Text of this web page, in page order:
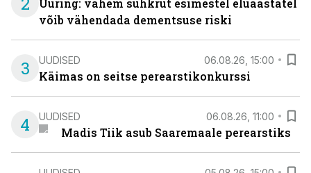
Uuring: vähem suhkrut esimestel eluaastatel
võib vähendada dementsuse riski
3 UUDISED 06.08.26, 15:00
Käimas on seitse perearstikonkurssi
4 UUDISED 06.08.26, 11:00
Madis Tiik asub Saaremaale perearstiks